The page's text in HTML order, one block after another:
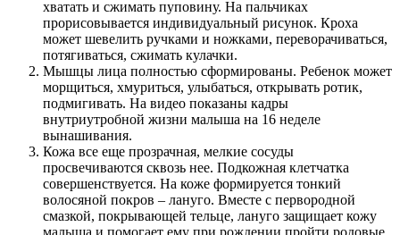
хватать и сжимать пуповину. На пальчиках
прорисовывается индивидуальный рисунок. Кроха
может шевелить ручками и ножками, переворачиваться,
потягиваться, сжимать кулачки.
Мышцы лица полностью сформированы. Ребенок может
морщиться, хмуриться, улыбаться, открывать ротик,
подмигивать. На видео показаны кадры
внутриутробной жизни малыша на 16 неделе
вынашивания.
Кожа все еще прозрачная, мелкие сосуды
просвечиваются сквозь нее. Подкожная клетчатка
совершенствуется. На коже формируется тонкий
волосяной покров – лануго. Вместе с первородной
смазкой, покрывающей тельце, лануго защищает кожу
малыша и помогает ему при рождении пройти родовые